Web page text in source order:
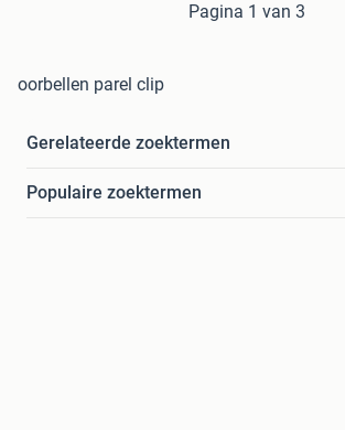
Pagina 1 van 3
oorbellen parel clip
Gerelateerde zoektermen
Populaire zoektermen